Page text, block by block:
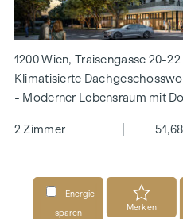
1200 Wien, Traisengasse 20-22
Klimatisierte
- Moderner Lebensraum mit
2 Zimmer
Energie
sparen
Merken